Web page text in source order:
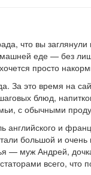
что вы
еде — без
просто
За это время на
блюд,
с обычными
английского и
большой и
— муж Андрей,
всего, что